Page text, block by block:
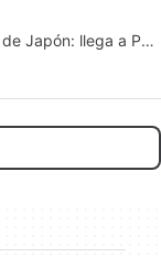
Japón: llega a PS5